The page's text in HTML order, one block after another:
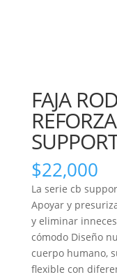
FAJA
$22,000
La serie cb
Apoyar y
y eliminar
cómodo Diseño
cuerpo humano,
flexible con